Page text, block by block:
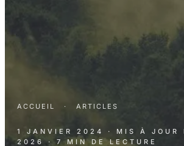
ACCUEIL · ARTICLES
1 JANVIER 2024 · MIS À JOUR
2026
· 7 MIN DE LECTURE